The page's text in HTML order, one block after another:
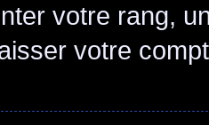
votre rang,
votre